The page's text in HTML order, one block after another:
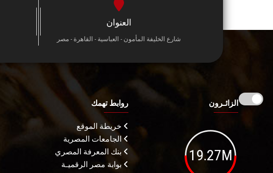
العنوان
شارع الخليفة المأمون - العباسية - القاهرة - مصر
الزائـرون
19.27M
روابط تهمك
خريطة الموقع
الجامعات المصرية
بنك المعرفة المصري
بوابة مصر الرقميـة